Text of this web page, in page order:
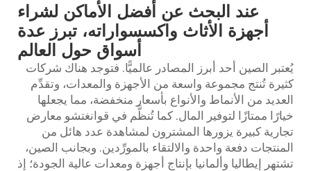
عند البحث عن أفضل الأماكن لشراء
أجهزة الأثاث واكسسواراته، تبرز عدة
أسواق حول العالم
يُعتبر الصين أحد أبرز المصادر عالميًّا. فتوجد هناك شركات
كثيرة تُنتج مجموعة واسعة من الأجهزة والمعدات، وتقدِّم
العديد من الأنماط والأنواع بأسعار منخفضة، مما يجعلها
خيارًا ممتازًا لتوفير المال. كما تُنظَّم في قوانغتشو معارض
تجارية كبيرة يزورها المشترون لمشاهدة عدد هائل من
المنتجات دفعة واحدة والالتقاء بالمورِّدين. وبجانب الصين،
تشتهر إيطاليا وألمانيا بإنتاج أجهزة ومعدات عالية الجودة؛ إذ